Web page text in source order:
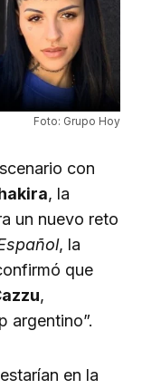
Foto: Grupo Hoy
con
, la
un nuevo reto
, la
que
,
argentino”.
en la